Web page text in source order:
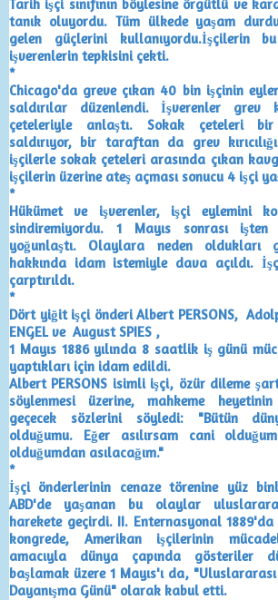
Tarih işçi sınıfının böylesine örgütlü ve
tanık oluyordu. Tüm ülkede yaşam
gelen güçlerini kullanıyordu.İşçilerin
işverenlerin tepkisini çekti.
*
Chicago'da greve çıkan 40 bin işçinin
saldırılar düzenlendi. İşverenler grev
çeteleriyle anlaştı. Sokak çeteleri
saldırıyor, bir taraftan da grev
işçilerle sokak çeteleri arasında çıkan
işçilerin üzerine ateş açması sonucu 4 işçi
*
Hükümet ve işverenler, işçi eylemini
sindiremiyordu. 1 Mayıs sonrası
yoğunlaştı. Olaylara neden oldukları
hakkında idam istemiyle dava açıldı.
çarptırıldı.
*
Dört yiğit işçi önderi Albert PERSONS,
ENGEL ve August SPIES ,
1 Mayıs 1886 yılında 8 saatlik iş günü
yaptıkları için idam edildi.
Albert PERSONS isimli işçi, özür dileme
söylenmesi üzerine, mahkeme
geçecek sözlerini söyledi: "Bütün
olduğumu. Eğer asılırsam cani
olduğumdan asılacağım."
*
İşçi önderlerinin cenaze törenine yüz
ABD'de yaşanan bu olaylar
harekete geçirdi. II. Enternasyonal
kongrede, Amerikan işçilerinin
amacıyla dünya çapında gösteriler
başlamak üzere 1 Mayıs'ı da,
Dayanışma Günü" olarak kabul etti.